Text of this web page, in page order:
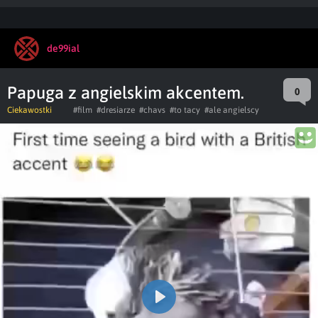
de99ial
Papuga z angielskim akcentem. 0
Ciekawostki #film #dresiarze #chavs #to tacy #ale angielscy
Play